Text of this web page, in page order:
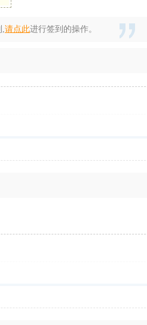
,请点此进行签到的操作。